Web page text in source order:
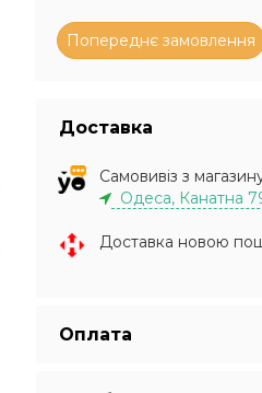
Доставка
Самовивіз з
Одеса, Канатна
Доставка новою
Оплата